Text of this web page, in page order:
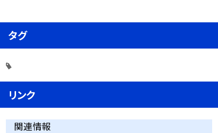
タグ
リンク
関連情報